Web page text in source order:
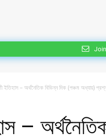
ইতিহাস – অর্থনৈতিক বিভিন্ন দিক (পঞ্চম অধ্যায়)
–